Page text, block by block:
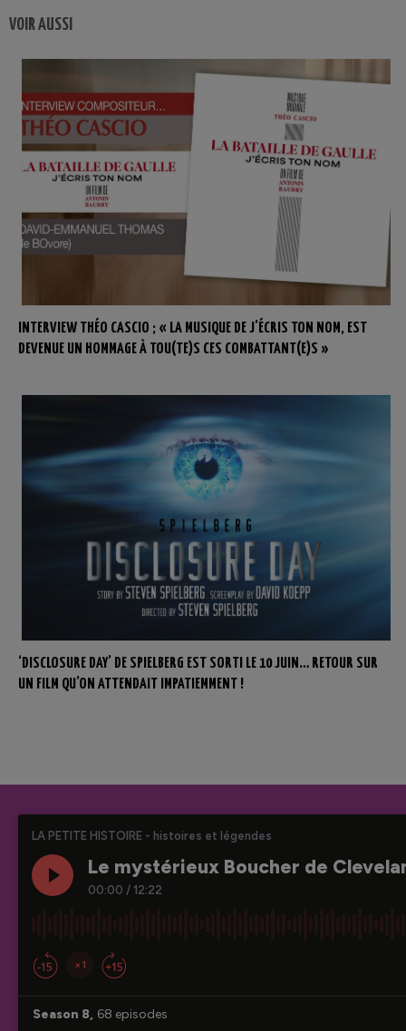
VOIR AUSSI
INTERVIEW THÉO CASCIO ; « LA MUSIQUE DE J’ÉCRIS TON NOM, EST
DEVENUE UN HOMMAGE À TOU(TE)S CES COMBATTANT(E)S »
‘DISCLOSURE DAY’ DE SPIELBERG EST SORTI LE 10 JUIN… RETOUR SUR
UN FILM QU’ON ATTENDAIT IMPATIEMMENT !